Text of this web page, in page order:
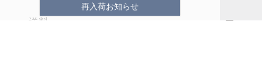
再入荷お知らせ
送料